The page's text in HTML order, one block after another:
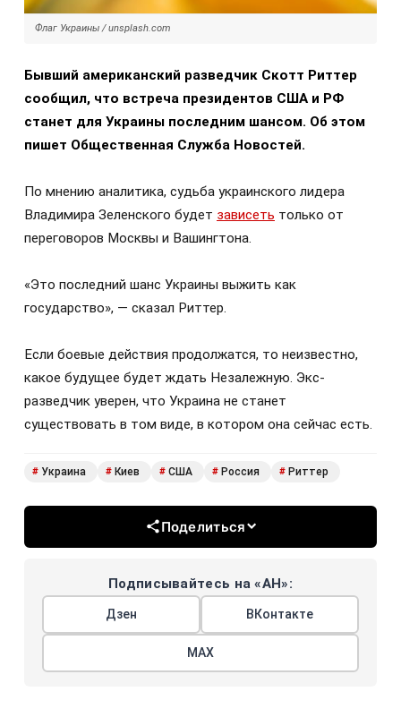
Флаг Украины / unsplash.com
Бывший американский разведчик Скотт Риттер
сообщил, что встреча президентов США и РФ
станет для Украины последним шансом. Об этом
пишет Общественная Служба Новостей.
По мнению аналитика, судьба украинского лидера
Владимира Зеленского будет зависеть только от
переговоров Москвы и Вашингтона.
«Это последний шанс Украины выжить как
государство», — сказал Риттер.
Если боевые действия продолжатся, то неизвестно,
какое будущее будет ждать Незалежную. Экс-
разведчик уверен, что Украина не станет
существовать в том виде, в котором она сейчас есть.
# Украина # Киев # США # Россия # Риттер
Поделиться
Подписывайтесь на «АН»:
Дзен ВКонтакте
МАХ